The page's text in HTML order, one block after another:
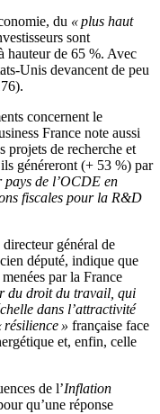
du « plus haut
sont
hauteur de 65 %. Avec
Unis devancent de peu
concernent le
France note aussi
projets de recherche et
généreront (+ 53 %) par
pays de l’OCDE en
fiscales pour la R&D
directeur général de
député, indique que
par la France
du droit du travail, qui
dans l’attractivité
résilience » française face
et, enfin, celle
de l’Inflation
qu’une réponse